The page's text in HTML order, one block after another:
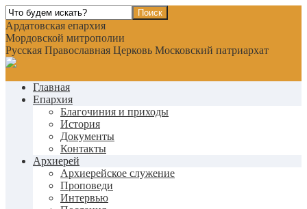
Ардатовская епархия
Мордовской митрополии
Русская Православная Церковь Московский патриархат
Главная
Епархия
Благочиния и приходы
История
Документы
Контакты
Архиерей
Архиерейское служение
Проповеди
Интервью